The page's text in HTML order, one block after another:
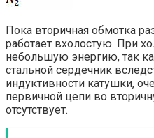
Пока вторичная обмотка
работает вхолостую. При
небольшую энергию, так
стальной сердечник
индуктивности катушки,
первичной цепи во
отсутствует.